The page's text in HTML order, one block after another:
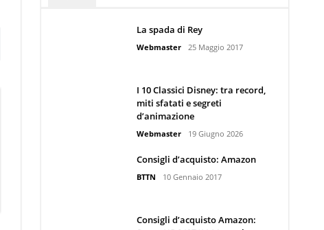
La spada di Rey
Webmaster 25 Maggio 2017
I 10 Classici Disney: tra record,
miti sfatati e segreti
d’animazione
Webmaster 19 Giugno 2026
Consigli d’acquisto: Amazon
BTTN 10 Gennaio 2017
Consigli d’acquisto Amazon: